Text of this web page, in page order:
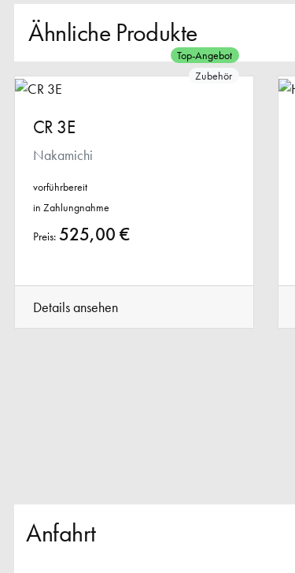
Ähnliche Produkte
Top-Angebot
Zubehör
CR 3E
Nakamichi
vorführbereit
in Zahlungnahme
Preis: 525,00 €
Details ansehen
Anfahrt